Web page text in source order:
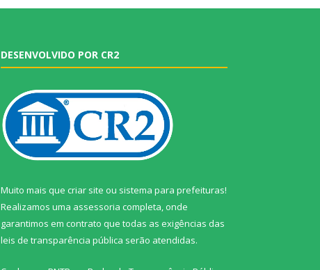
DESENVOLVIDO POR CR2
Muito mais que criar site ou sistema para prefeituras!
Realizamos uma assessoria completa, onde
garantimos em contrato que todas as exigências das
leis de transparência pública serão atendidas.